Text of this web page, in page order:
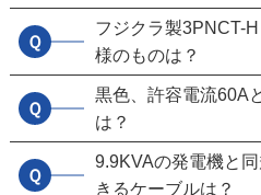
Ｑ
フジクラ製3PNCT-
様のものは？
Ｑ
黒色、許容電流60A
は？
Ｑ
9.9KVAの発電機と
きるケーブルは？